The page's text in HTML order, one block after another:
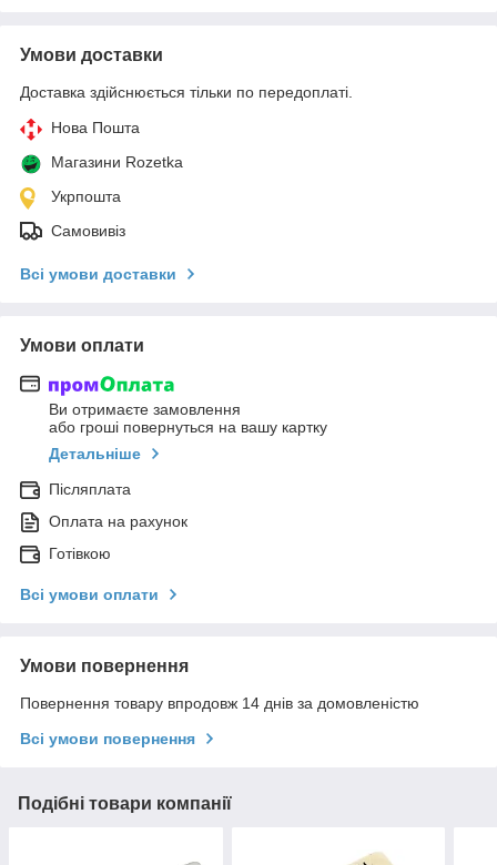
Умови доставки
Доставка здійснюється тільки по передоплаті.
Нова Пошта
Магазини Rozetka
Укрпошта
Самовивіз
Всі умови доставки
Умови оплати
Ви отримаєте замовлення
або гроші повернуться на вашу картку
Детальніше
Післяплата
Оплата на рахунок
Готівкою
Всі умови оплати
Умови повернення
Повернення товару впродовж 14 днів за домовленістю
Всі умови повернення
Подібні товари компанії